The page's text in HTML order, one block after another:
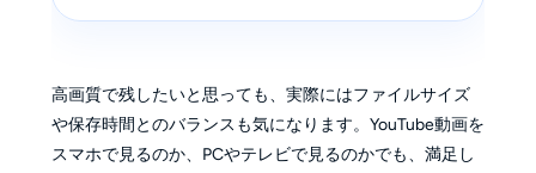
高画質で残したいと思っても、実際にはファイルサイズ
や保存時間とのバランスも気になります。YouTube動画を
スマホで見るのか、PCやテレビで見るのかでも、満足し